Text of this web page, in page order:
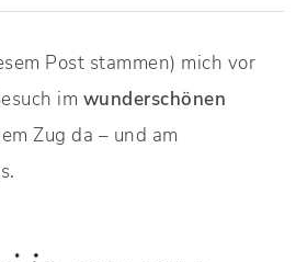
Post stammen) mich vor
im wunderschönen
Zug da – und am